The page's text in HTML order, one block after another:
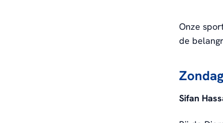
Onze
de
Sifan